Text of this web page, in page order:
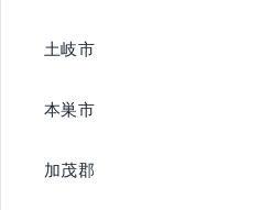
土岐市
本巣市
加茂郡